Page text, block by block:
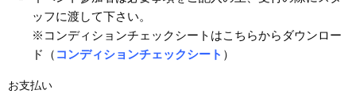
ッフに渡して下さい。
※コンディションチェックシートはこちらからダウンロー
ド（ コンディションチェックシート ）
お支払い